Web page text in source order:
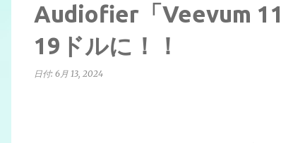
Audiofier「Veevum
19ドルに！！
日付: 6月 13, 2024